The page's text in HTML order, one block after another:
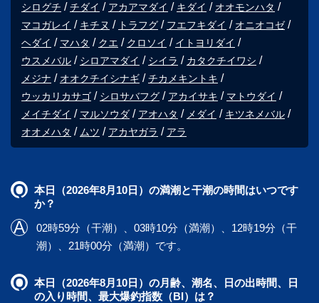
シログチ
チダイ アカアマダイ キダイ
オオモンハタ
マコガレイ
キチヌ トラフグ フエフキダイ
オニオコゼ
ヘダイ
マハタ クエ クロソイ
イトヨリダイ
ウスメバル
シロアマダイ シイラ
カタクチイワシ
メジナ
オオクチイシナギ
チカメキントキ
ウッカリカサゴ
シロサバフグ アカイサキ
マトウダイ
メイチダイ
マルソウダ アオハタ メダイ
キツネメバル
オオメハタ
ムツ アカヤガラ アラ
本日（2026年8月10日）の満潮と干潮の時間はいつです
か？
02時59分（干潮）、03時10分（満潮）、12時19分（干
潮）、21時00分（満潮）です。
本日（2026年8月10日）の月齢、潮名、日の出時間、日
の入り時間、最大爆釣指数（BI）は？